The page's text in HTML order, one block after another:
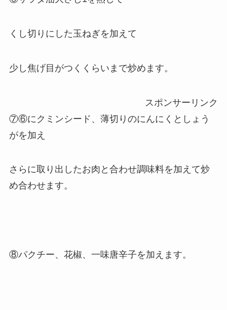
くし切りにした玉ねぎを加えて
少し焦げ目がつくくらいまで炒めます。
スポンサーリンク
⑦⑥にクミンシード、薄切りのにんにくとしょう
がを加え
さらに取り出したお肉と合わせ調味料を加えて炒
め合わせます。
⑧パクチー、花椒、一味唐辛子を加えます。